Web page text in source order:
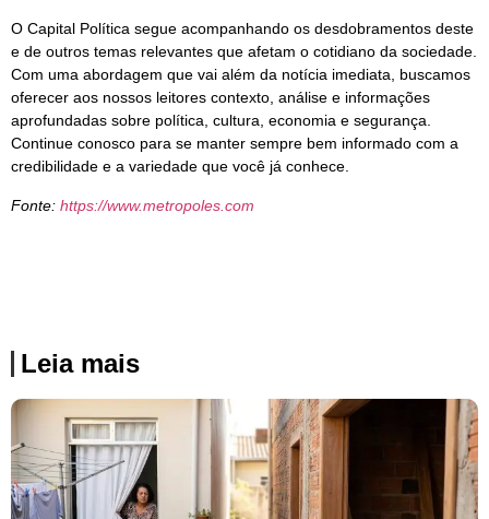
O Capital Política segue acompanhando os desdobramentos deste
e de outros temas relevantes que afetam o cotidiano da sociedade.
Com uma abordagem que vai além da notícia imediata, buscamos
oferecer aos nossos leitores contexto, análise e informações
aprofundadas sobre política, cultura, economia e segurança.
Continue conosco para se manter sempre bem informado com a
credibilidade e a variedade que você já conhece.
Fonte: https://www.metropoles.com
Leia mais